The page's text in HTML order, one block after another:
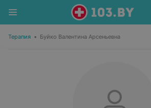
Терапия • Буйко Валентина Арсеньевна